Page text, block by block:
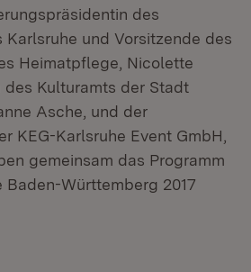
des
Karlsruhe und Vorsitzende des
Heimatpflege, Nicolette
des Kulturamts der Stadt
Asche, und der
KEG-Karlsruhe Event GmbH,
gemeinsam das Programm
Württemberg 2017